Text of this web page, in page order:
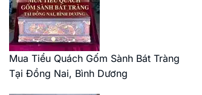
Mua Tiểu Quách Gốm Sành Bát Tràng
Tại Đồng Nai, Bình Dương